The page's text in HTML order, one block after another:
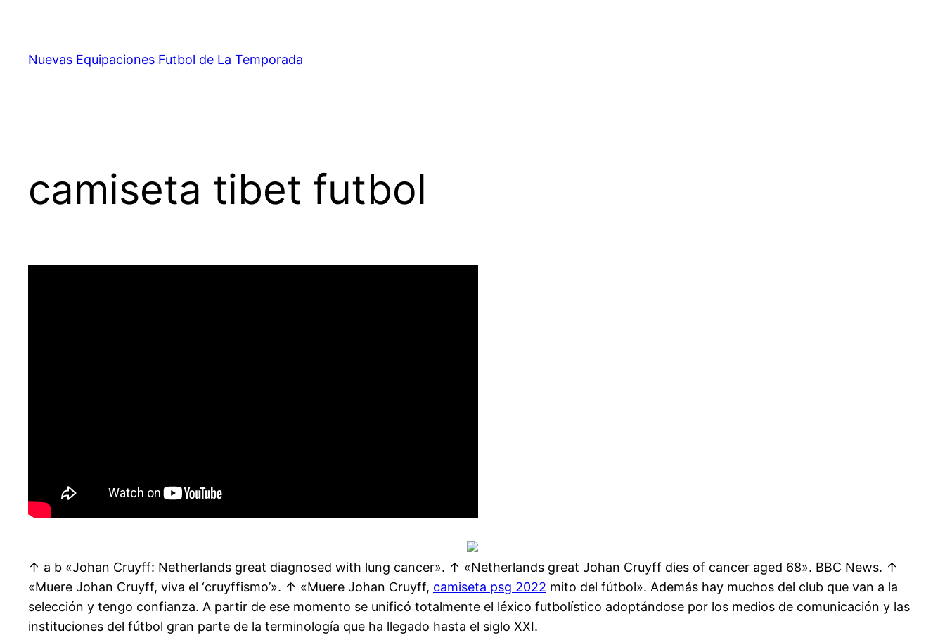
contenido
Nuevas Equipaciones Futbol de La Temporada
camiseta tibet futbol
↑ a b «Johan Cruyff: Netherlands great diagnosed with lung cancer». ↑ «Netherlands great Johan Cruyff dies of cancer aged 68». BBC News. ↑
«Muere Johan Cruyff, viva el ‘cruyffismo’». ↑ «Muere Johan Cruyff, camiseta psg 2022 mito del fútbol». Además hay muchos del club que van a la
selección y tengo confianza. A partir de ese momento se unificó totalmente el léxico futbolístico adoptándose por los medios de comunicación y las
instituciones del fútbol gran parte de la terminología que ha llegado hasta el siglo XXI.